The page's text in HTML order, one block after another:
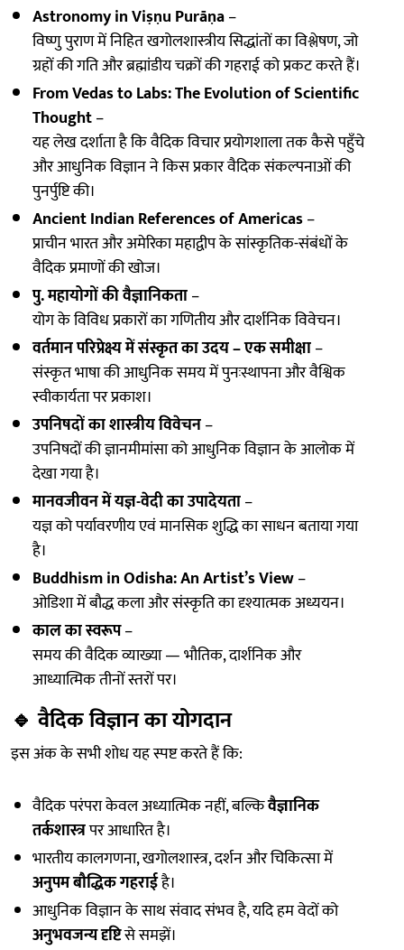
Astronomy in Viṣṇu Purāṇa–
विष्णु पुराण में निहित खगोलशास्त्रीय सिद्धांतों का विश्लेषण, जो
ग्रहों की गति और ब्रह्मांडीय चक्रों की गहराई को प्रकट करते हैं।
From Vedas to Labs: The Evolution of Scientific
Thought–
यह लेख दर्शाता है कि वैदिक विचार प्रयोगशाला तक कैसे पहुँचे
और आधुनिक विज्ञान ने किस प्रकार वैदिक संकल्पनाओं की
पुनर्पुष्टि की।
Ancient Indian References of Americas–
प्राचीन भारत और अमेरिका महाद्वीप के सांस्कृतिक-संबंधों के
वैदिक प्रमाणों की खोज।
पु. महायोगों की वैज्ञानिकता–
योग के विविध प्रकारों का गणितीय और दार्शनिक विवेचन।
वर्तमान परिप्रेक्ष्य में संस्कृत का उदय – एक समीक्षा–
संस्कृत भाषा की आधुनिक समय में पुनःस्थापना और वैश्विक
स्वीकार्यता पर प्रकाश।
उपनिषदों का शास्त्रीय विवेचन–
उपनिषदों की ज्ञानमीमांसा को आधुनिक विज्ञान के आलोक में
देखा गया है।
मानवजीवन में यज्ञ-वेदी का उपादेयता–
यज्ञ को पर्यावरणीय एवं मानसिक शुद्धि का साधन बताया गया
है।
Buddhism in Odisha: An Artist’s View–
ओडिशा में बौद्ध कला और संस्कृति का दृश्यात्मक अध्ययन।
काल का स्वरूप–
समय की वैदिक व्याख्या — भौतिक, दार्शनिक और
आध्यात्मिक तीनों स्तरों पर।
🔹वैदिक विज्ञान का योगदान
इस अंक के सभी शोध यह स्पष्ट करते हैं कि:
वैदिक परंपरा केवल अध्यात्मिक नहीं, बल्किवैज्ञानिक
तर्कशास्त्रपर आधारित है।
भारतीय कालगणना, खगोलशास्त्र, दर्शन और चिकित्सा में
अनुपम बौद्धिक गहराईहै।
आधुनिक विज्ञान के साथ संवाद संभव है, यदि हम वेदों को
अनुभवजन्य दृष्टिसे समझें।